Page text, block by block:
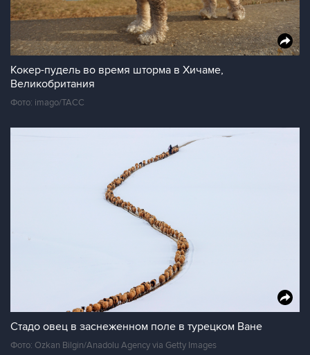
Кокер-пудель во время шторма в Хичаме,
Великобритания
Фото: imago/ТАСС
Стадо овец в заснеженном поле в турецком Ване
Фото: Ozkan Bilgin/Anadolu Agency via Getty Images